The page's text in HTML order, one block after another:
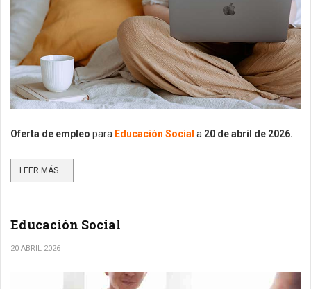
Oferta de empleo para Educación Social a 20 de abril de 2026.
LEER MÁS...
Educación Social
20 ABRIL 2026